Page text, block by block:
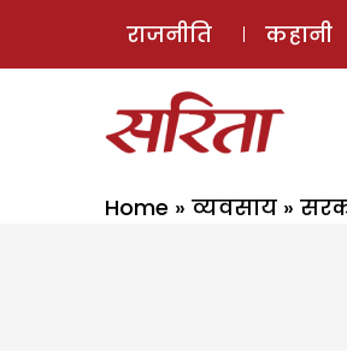
राजनीति कहानी
Home » व्यवसाय »